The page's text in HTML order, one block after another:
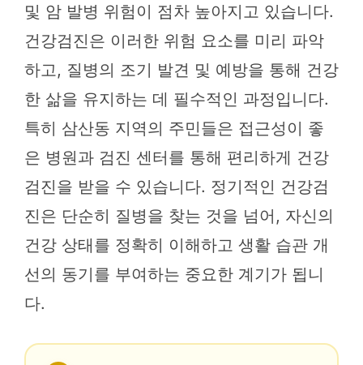
및 암 발병 위험이 점차 높아지고 있습니다.
건강검진은 이러한 위험 요소를 미리 파악
하고, 질병의 조기 발견 및 예방을 통해 건강
한 삶을 유지하는 데 필수적인 과정입니다.
특히 삼산동 지역의 주민들은 접근성이 좋
은 병원과 검진 센터를 통해 편리하게 건강
검진을 받을 수 있습니다. 정기적인 건강검
진은 단순히 질병을 찾는 것을 넘어, 자신의
건강 상태를 정확히 이해하고 생활 습관 개
선의 동기를 부여하는 중요한 계기가 됩니
다.